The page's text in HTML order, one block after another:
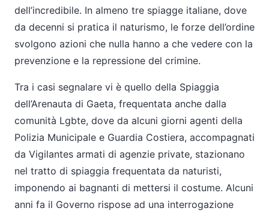
dell’incredibile. In almeno tre spiagge italiane, dove
da decenni si pratica il naturismo, le forze dell’ordine
svolgono azioni che nulla hanno a che vedere con la
prevenzione e la repressione del crimine.
Tra i casi segnalare vi è quello della Spiaggia
dell’Arenauta di Gaeta, frequentata anche dalla
comunità Lgbte, dove da alcuni giorni agenti della
Polizia Municipale e Guardia Costiera, accompagnati
da Vigilantes armati di agenzie private, stazionano
nel tratto di spiaggia frequentata da naturisti,
imponendo ai bagnanti di mettersi il costume. Alcuni
anni fa il Governo rispose ad una interrogazione